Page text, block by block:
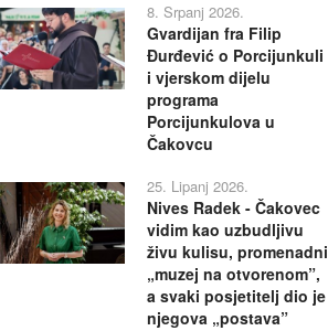
8. Srpanj 2026.
Gvardijan fra Filip
Đurđević o Porcijunkuli
i vjerskom dijelu
programa
Porcijunkulova u
Čakovcu
25. Lipanj 2026.
Nives Radek - Čakovec
vidim kao uzbudljivu
živu kulisu, promenadni
„muzej na otvorenom”,
a svaki posjetitelj dio je
njegova „postava”